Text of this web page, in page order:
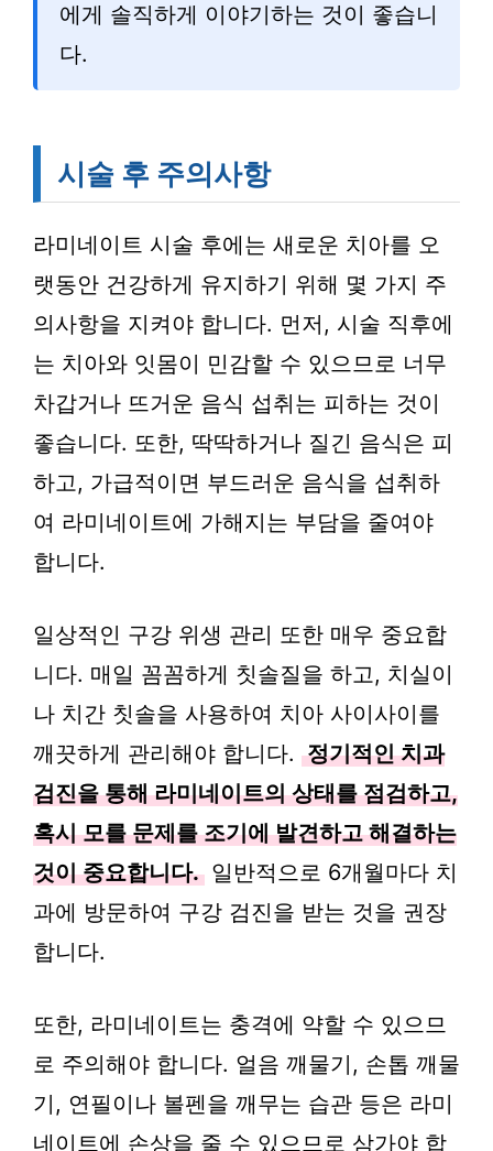
에게 솔직하게 이야기하는 것이 좋습니
다.
시술 후 주의사항
라미네이트 시술 후에는 새로운 치아를 오
랫동안 건강하게 유지하기 위해 몇 가지 주
의사항을 지켜야 합니다. 먼저, 시술 직후에
는 치아와 잇몸이 민감할 수 있으므로 너무
차갑거나 뜨거운 음식 섭취는 피하는 것이
좋습니다. 또한, 딱딱하거나 질긴 음식은 피
하고, 가급적이면 부드러운 음식을 섭취하
여 라미네이트에 가해지는 부담을 줄여야
합니다.
일상적인 구강 위생 관리 또한 매우 중요합
니다. 매일 꼼꼼하게 칫솔질을 하고, 치실이
나 치간 칫솔을 사용하여 치아 사이사이를
깨끗하게 관리해야 합니다. 정기적인 치과
검진을 통해 라미네이트의 상태를 점검하고,
혹시 모를 문제를 조기에 발견하고 해결하는
것이 중요합니다. 일반적으로 6개월마다 치
과에 방문하여 구강 검진을 받는 것을 권장
합니다.
또한, 라미네이트는 충격에 약할 수 있으므
로 주의해야 합니다. 얼음 깨물기, 손톱 깨물
기, 연필이나 볼펜을 깨무는 습관 등은 라미
네이트에 손상을 줄 수 있으므로 삼가야 합